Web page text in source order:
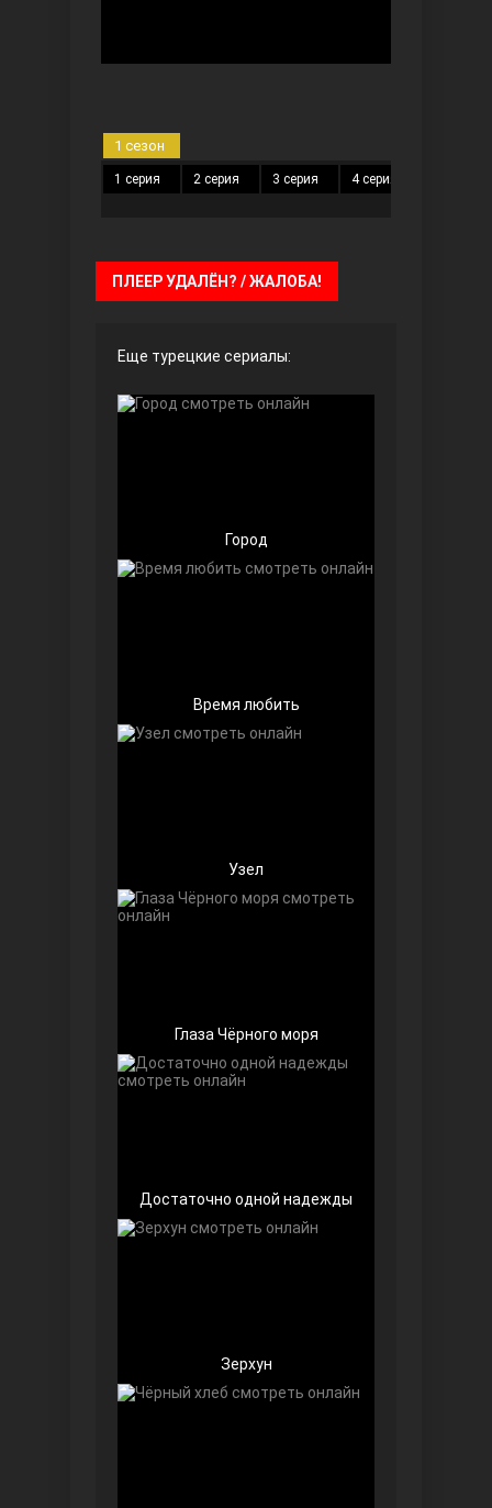
Чёрно-белая любовь
Далекий город
1 сезон
1 серия 2 серия 3 серия 4 серия
ПЛЕЕР УДАЛЁН? / ЖАЛОБА!
Еще турецкие сериалы:
Город
Время любить
Узел
Глаза Чёрного моря
Достаточно одной надежды
Зерхун